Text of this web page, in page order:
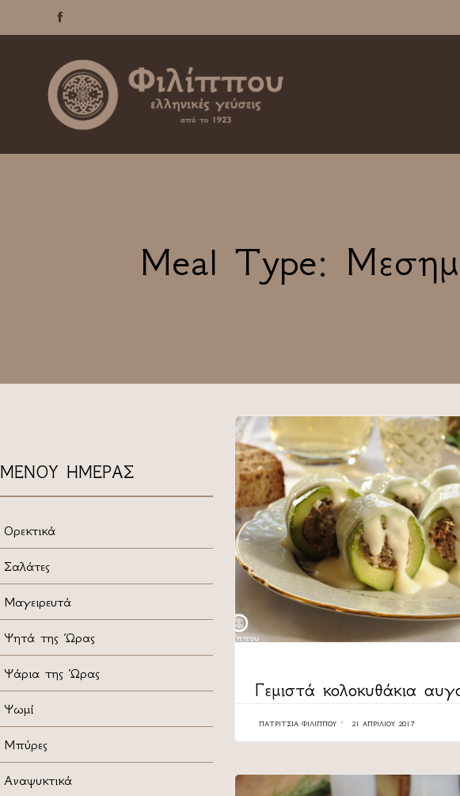

Meal Type:
Γεμιστά κολοκυθάκια
ΠΑΤΡΊΤΣΙΑ ΦΙΛΊΠΠΟΥ 21 ΑΠΡΙΛΊΟΥ 2017
ΜΕΝΟΥ ΗΜΕΡΑΣ
Ορεκτικά
Σαλάτες
Μαγειρευτά
Ψητά της Ώρας
Ψάρια της Ώρας
Ψωμί
Μπύρες
Αναψυκτικά